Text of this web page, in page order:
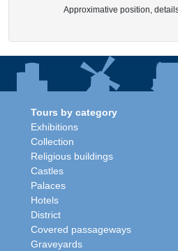
Approximative position,
Tours by category
Exhibitions
Collection
Religious buildings
Castles
Palaces
Hotels
District
Covered passageways
Graveyards